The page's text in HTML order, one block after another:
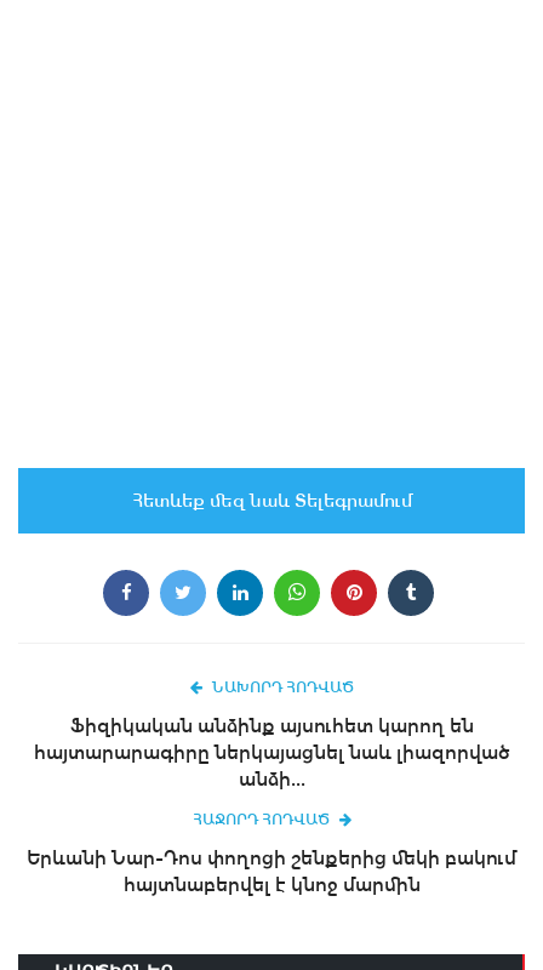
Հետևեք մեզ նաև Տելեգրամում
ՆԱԽՈՐԴ ՀՈԴՎԱԾ
Ֆիզիկական անձինք այսուհետ կարող են
հայտարարագիրը ներկայացնել նաև լիազորված
անձի...
ՀԱՋՈՐԴ ՀՈԴՎԱԾ
Երևանի Նար-Դոս փողոցի շենքերից մեկի բակում
հայտնաբերվել է կնոջ մարմին